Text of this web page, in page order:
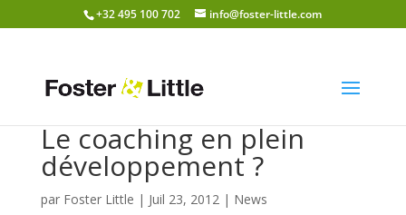
+32 495 100 702 info@foster-little.com
Le coaching en plein
développement ?
par Foster Little | Juil 23, 2012| News